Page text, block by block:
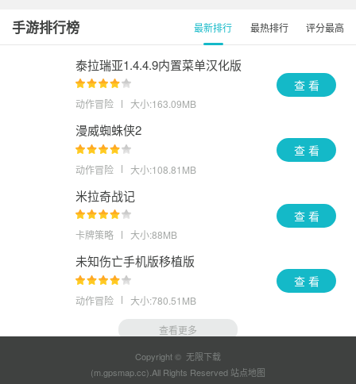
手游排行榜 最新排行 最热排行 评分最高
泰拉瑞亚1.4.4.9内置菜单汉化版
动作冒险 大小:163.09MB
查 看
漫威蜘蛛侠2
动作冒险 大小:108.81MB
查 看
米拉奇战记
卡牌策略 大小:88MB
查 看
未知伤亡手机版移植版
动作冒险 大小:780.51MB
查 看
查看更多
Copyright © 无限下载
(m.gpsmap.cc).All Rights Reserved 站点地图